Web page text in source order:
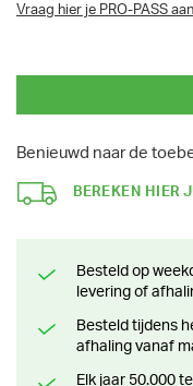
Vraag hier je PRO-PASS aan
Benieuwd naar de
BEREKEN HIER
Besteld op weekdagen voor 13 uur? Klaar voor
levering of
Besteld tijdens het weekend? Klaar voor levering of
afhaling vanaf
Elk jaar 50.000